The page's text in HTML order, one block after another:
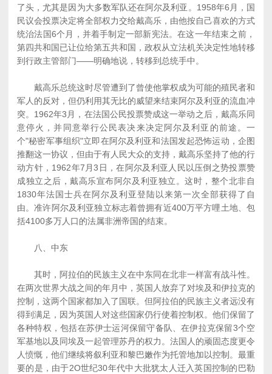
了头，尤其是因为大多数军队还在阿尔及利亚。1958年6月，国
民议会投票决定将全部权力交给戴高乐，由他按自己喜欢的方式
统治法国6个月，并着手制定一部新宪法。在这一年结束之前，
第四共和国已让位给第五共和国，政权从立法机关决定性地转移
到行政主管部门――明确地说，转移到总统手中。
戴高乐总统这时尽管遭到了曾使他掌权成为可能的殖民者和
军人的反对，但仍利用其无比的威望来结束阿尔及利亚的流血冲
突。1962年3月，在法国公民投票赞成这一举动之后，戴高乐同
意停火，并同意举行公民表决来决定阿尔及利亚的前途。一
个"秘密军事组织"立即在阿尔及利亚和法国发起恐怖运动，企图
推翻这一协议，但由于有人民大众的支持，戴高乐坚持了他的行
动方针，1962年7月3日，在阿尔及利亚人民以压倒之势投票赞
成独立之后，戴高乐宣布阿尔及利亚独立。这时，整个北非自
1830年法国士兵在阿尔及利亚登陆以来第一次全部获得了自
由。准许阿尔及利亚独立标志着曾拥有近400万平方哩土地、包
括4100多万人口的法属非洲帝国的结束。
八、中东
其时，阿拉伯的民族主义在中东同在北非一样富有战斗性。
在两次世界大战之间的年月中，英国人放弃了对埃及和伊拉克的
控制，这两个国家都加入了国联。但阿拉伯的民族主义者远没有
得到满足，因为英国人对这些国家仍行使着控制权。他们保留了
各种特权，包括在苏伊士运河保留守备队、在伊拉克保留3个空
军基地以及同埃及一起管理苏丹的权力。法国人的顽固态度更令
人愤慨，他们继续将叙利亚和黎巴嫩作为托管地加以控制。最重
要的是，由于2O世纪30年代中大批犹太人迁入英国控制的巴勒